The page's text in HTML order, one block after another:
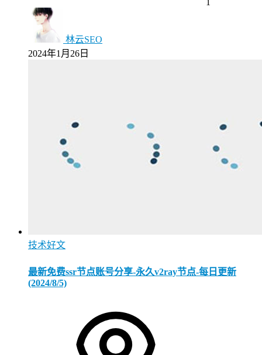
1
林云SEO
2024年1月26日
技术好文
最新免费ssr节点账号分享-永久v2ray节点-每日更新
(2024/8/5)